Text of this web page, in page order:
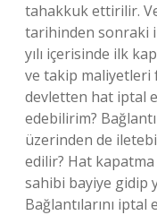
tahakkuk ettirilir.
tarihinden sonraki
yılı içerisinde ilk
ve takip maliyetleri
devletten hat iptal
edebilirim?
üzerinden de
edilir? Hat kapatma
sahibi bayiye gidip
Bağlantılarını iptal